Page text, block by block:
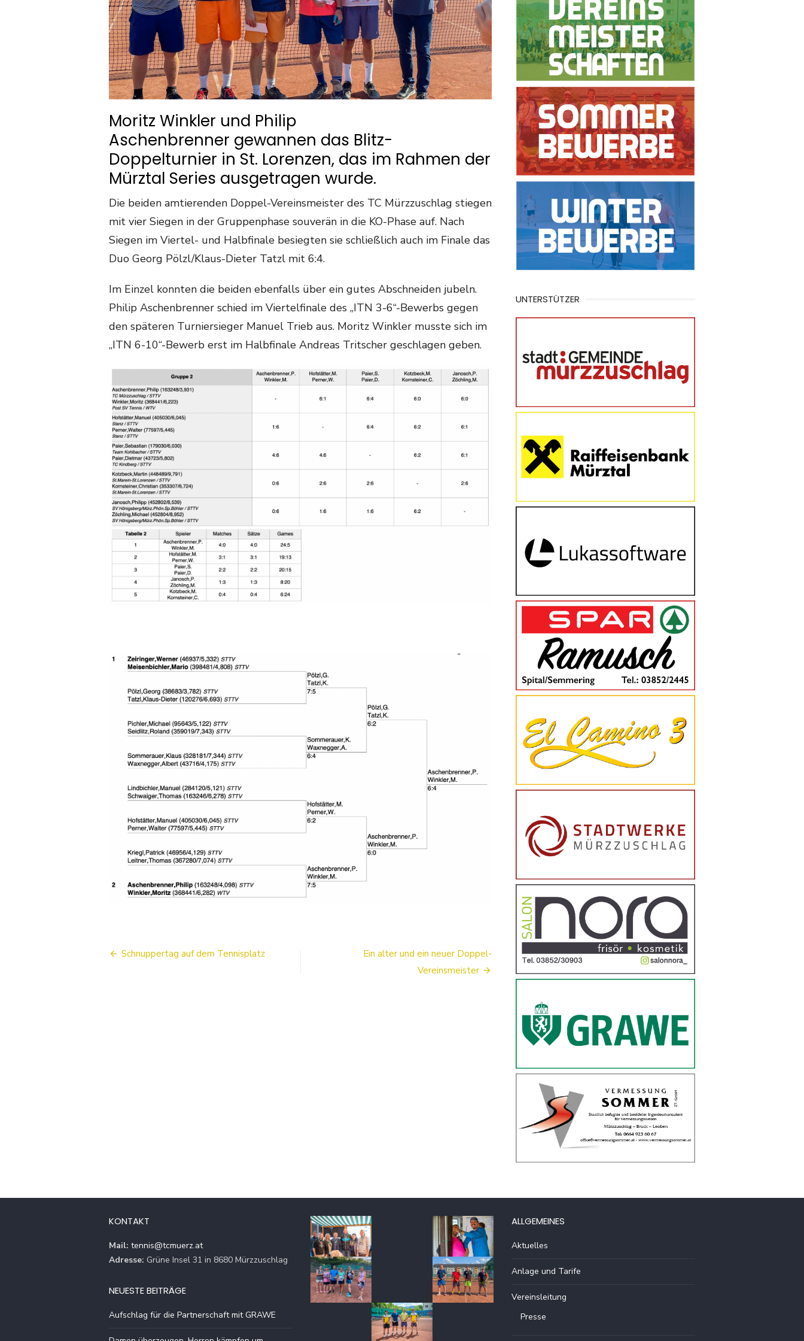
Moritz Winkler und Philip
Aschenbrenner gewannen das Blitz-
Doppelturnier in St. Lorenzen, das im Rahmen der
Mürztal Series ausgetragen wurde.
Die beiden amtierenden Doppel-Vereinsmeister des TC Mürzzuschlag stiegen
mit vier Siegen in der Gruppenphase souverän in die KO-Phase auf. Nach
Siegen im Viertel- und Halbfinale besiegten sie schließlich auch im Finale das
Duo Georg Pölzl/Klaus-Dieter Tatzl mit 6:4.
Im Einzel konnten die beiden ebenfalls über ein gutes Abschneiden jubeln.
Philip Aschenbrenner schied im Viertelfinale des „ITN 3-6“-Bewerbs gegen
den späteren Turniersieger Manuel Trieb aus. Moritz Winkler musste sich im
„ITN 6-10“-Bewerb erst im Halbfinale Andreas Tritscher geschlagen geben.
Beitragsnavigation
Schnuppertag auf dem Tennisplatz
Ein alter und ein neuer Doppel-
Vereinsmeister
UNTERSTÜTZER
KONTAKT
Mail: tennis@tcmuerz.at
Adresse: Grüne Insel 31 in 8680 Mürzzuschlag
NEUESTE BEITRÄGE
Aufschlag für die Partnerschaft mit GRAWE
ALLGEMEINES
Aktuelles
Anlage und Tarife
Vereinsleitung
Presse